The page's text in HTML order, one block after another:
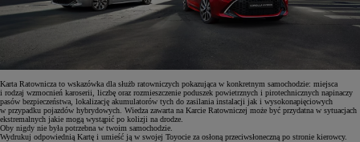
Karta Ratownicza to wskazówka dla służb ratowniczych pokazująca w konkretnym samochodzie: miejsca
i rodzaj wzmocnień karoserii, liczbę oraz rozmieszczenie poduszek powietrznych i pirotechnicznych napinaczy
pasów bezpieczeństwa, lokalizację akumulatorów tych do zasilania instalacji jak i wysokonapięciowych
w przypadku pojazdów hybrydowych. Wiedza zawarta na Karcie Ratowniczej może być przydatna w sytuacjach
ekstremalnych jakie mogą wystąpić po kolizji na drodze.
Oby nigdy nie była potrzebna w twoim samochodzie.
Wydrukuj odpowiednią Kartę i umieść ją w swojej Toyocie za osłoną przeciwsłoneczną po stronie kierowcy.